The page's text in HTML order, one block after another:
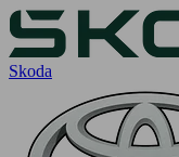
Skoda